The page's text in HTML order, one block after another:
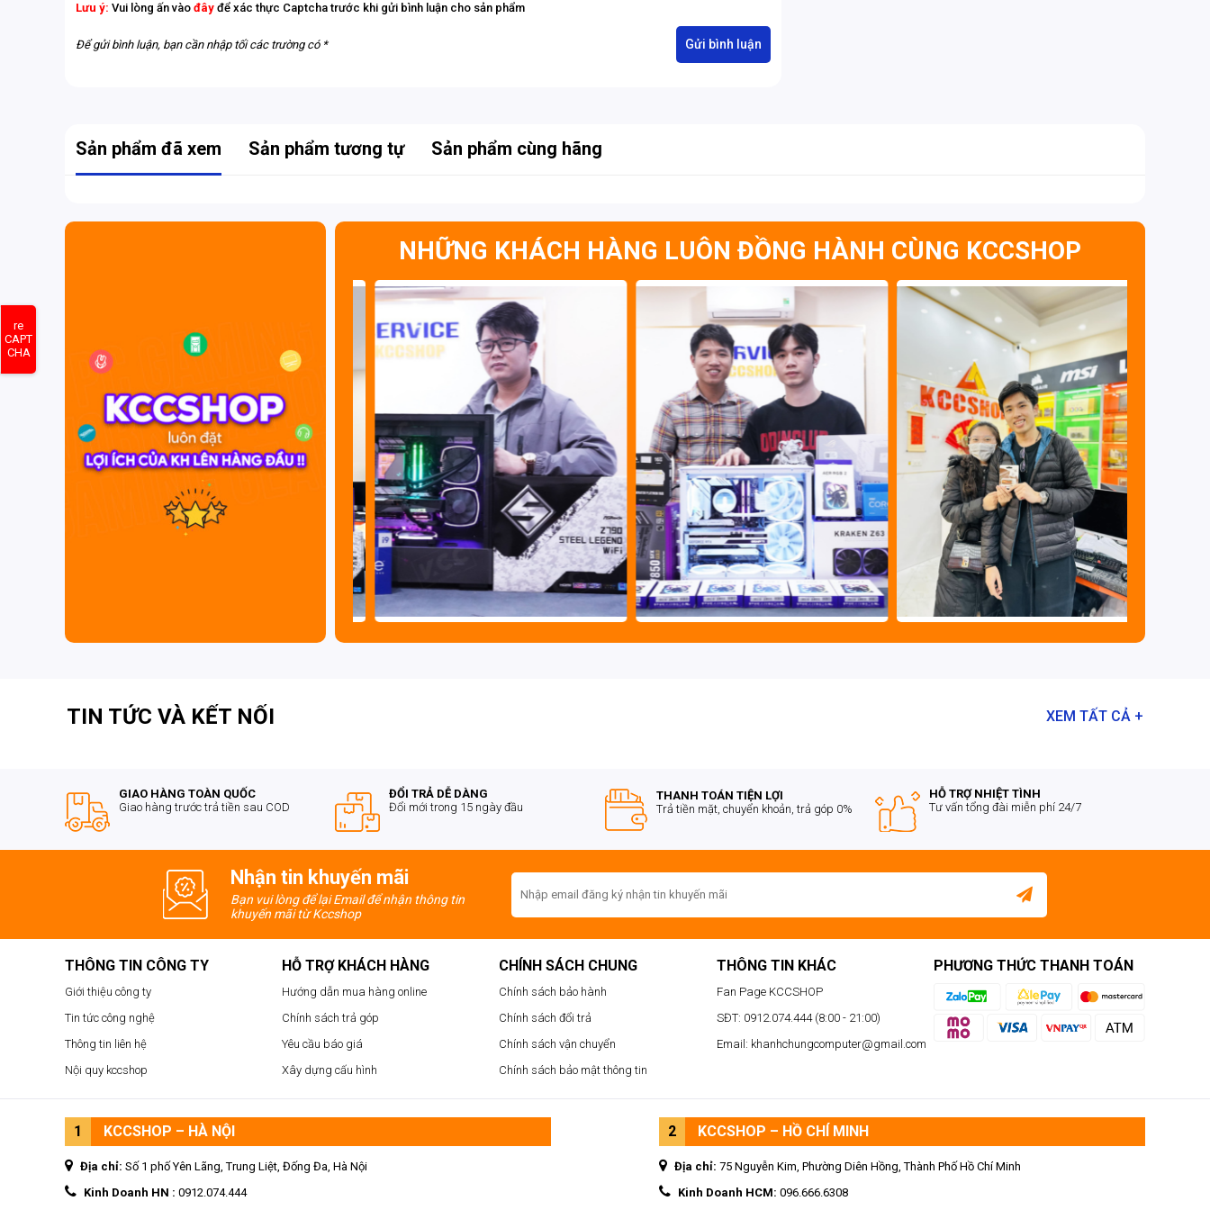
Mainboard H510M PRO-Ehỗ trợ bộ nhớ DDR4 với tốc độ lên đến 3200MHz, mang lại hiệu suất và tốc độ
truyền tải dữ liệu tối ưu. Với hai kênh bộ nhớ, người dùng có thể tận dụng khả năng đa nhiệm mà không gặp phải
hiện tượng giảm hiệu suất.
Kết Nối Mạnh Mẽ
Mainboard này được trang bị các cổng kết nối đa dạng như PCI-E X16, PCI-E X1, SATAIII, TPM (HEADER),
Realtek® RTL8111 Gigabit LAN controller, và nhiều cổng USB 3.2 và 2.0. Điều này giúp người dùng linh hoạt kết
Âm Thanh Chất Lượng Cao
Lưu ý: Vui lòng ấn vào đây để xác thực Captcha trước khi gửi bình luận cho sản phẩm
re
CAPT
CHA
Để gửi bình luận, bạn cần nhập tối các trường có *
Sản phẩm đã xem Sản phẩm tương tự Sản phẩm cùng hãng
NHỮNG KHÁCH HÀNG LUÔN ĐỒNG HÀNH CÙNG KCCSHOP
TIN TỨC VÀ KẾT NỐI XEM TẤT CẢ +
GIAO HÀNG TOÀN QUỐC
Giao hàng trước trả tiền sau COD
ĐỔI TRẢ DỄ DÀNG
Đổi mới trong 15 ngày đầu
THANH TOÁN TIỆN LỢI
Trả tiền mặt, chuyển khoản, trả góp 0%
HỖ TRỢ NHIỆT TÌNH
Tư vấn tổng đài miễn phí 24/7
Nhận tin khuyến mãi
Bạn vui lòng để lại Email để nhận thông tin
khuyến mãi từ Kccshop
THÔNG TIN CÔNG TY
Giới thiệu công ty
Tin tức công nghệ
Thông tin liên hệ
Nội quy kccshop
HỖ TRỢ KHÁCH HÀNG
Hướng dẫn mua hàng online
Chính sách trả góp
Yêu cầu báo giá
Xây dựng cấu hình
CHÍNH SÁCH CHUNG
Chính sách bảo hành
Chính sách đổi trả
Chính sách vận chuyển
Chính sách bảo mật thông tin
THÔNG TIN KHÁC
Fan Page KCCSHOP
SĐT: 0912.074.444 (8:00 - 21:00)
Email: khanhchungcomputer@gmail.com
PHƯƠNG THỨC THANH TOÁN
1 KCCSHOP – HÀ NỘI
Địa chỉ: Số 1 phố Yên Lãng, Trung Liệt, Đống Đa, Hà Nội
Kinh Doanh HN : 0912.074.444
2 KCCSHOP – HỒ CHÍ MINH
Địa chỉ: 75 Nguyễn Kim, Phường Diên Hồng, Thành Phố Hồ Chí Minh
Kinh Doanh HCM: 096.666.6308